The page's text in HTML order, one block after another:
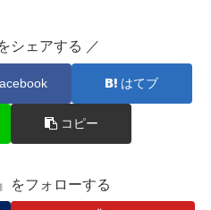
シェアする ／
はてブ
コピー
をフォローする